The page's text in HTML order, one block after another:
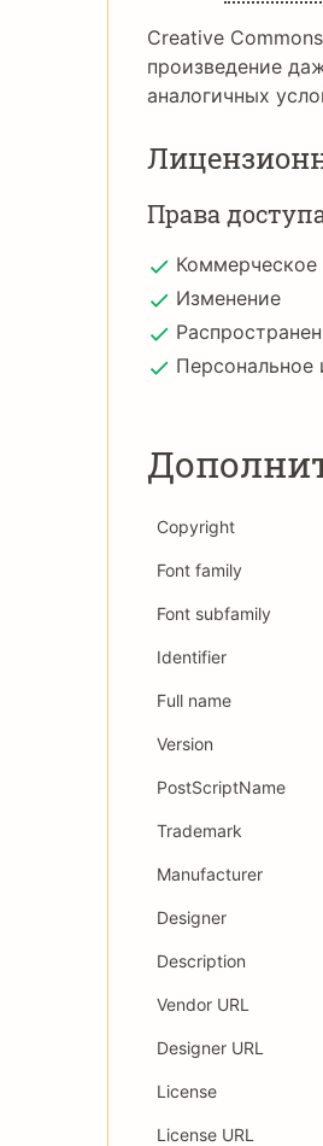
Creative
произведение
аналогичных
Права
Коммерческое
Изменение
Персональное
Copyright
Font family
Font subfamily
Identifier
Full name
Version
PostScriptName
Trademark
Manufacturer
Designer
Description
Vendor URL
Designer URL
License
License URL